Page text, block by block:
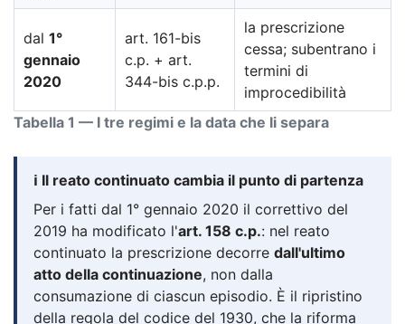
Tabella 1 — I tre regimi e la data che li separa
dal 1°
gennaio
2020
art. 161-bis
c.p. + art.
344-bis c.p.p.
la prescrizione
cessa; subentrano i
termini di
improcedibilità
ℹ️ Il reato continuato cambia il punto di partenza
Per i fatti dal 1° gennaio 2020 il correttivo del
2019 ha modificato l'art. 158 c.p.: nel reato
continuato la prescrizione decorre dall'ultimo
atto della continuazione, non dalla
consumazione di ciascun episodio. È il ripristino
della regola del codice del 1930, che la riforma